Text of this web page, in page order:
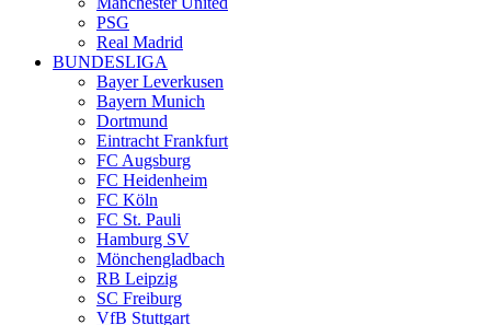
PSG
Real Madrid
BUNDESLIGA
Bayer Leverkusen
Bayern Munich
Dortmund
Eintracht Frankfurt
FC Augsburg
FC Heidenheim
FC Köln
FC St. Pauli
Hamburg SV
Mönchengladbach
RB Leipzig
SC Freiburg
VfB Stuttgart